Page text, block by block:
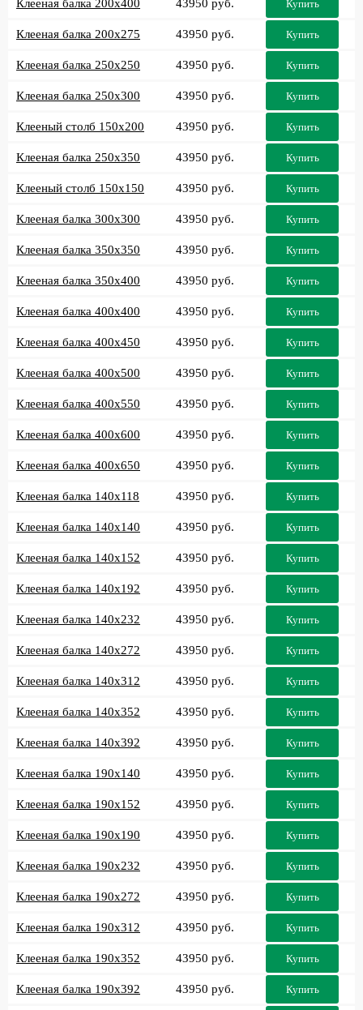
Клееная балка 200x400 43950 руб. Купить
Клееная балка 200x275 43950 руб. Купить
Клееная балка 250x250 43950 руб. Купить
Клееная балка 250x300 43950 руб. Купить
Клееный столб 150x200 43950 руб. Купить
Клееная балка 250x350 43950 руб. Купить
Клееный столб 150x150 43950 руб. Купить
Клееная балка 300x300 43950 руб. Купить
Клееная балка 350x350 43950 руб. Купить
Клееная балка 350x400 43950 руб. Купить
Клееная балка 400x400 43950 руб. Купить
Клееная балка 400x450 43950 руб. Купить
Клееная балка 400x500 43950 руб. Купить
Клееная балка 400x550 43950 руб. Купить
Клееная балка 400x600 43950 руб. Купить
Клееная балка 400x650 43950 руб. Купить
Клееная балка 140x118 43950 руб. Купить
Клееная балка 140x140 43950 руб. Купить
Клееная балка 140x152 43950 руб. Купить
Клееная балка 140x192 43950 руб. Купить
Клееная балка 140x232 43950 руб. Купить
Клееная балка 140x272 43950 руб. Купить
Клееная балка 140x312 43950 руб. Купить
Клееная балка 140x352 43950 руб. Купить
Клееная балка 140x392 43950 руб. Купить
Клееная балка 190x140 43950 руб. Купить
Клееная балка 190x152 43950 руб. Купить
Клееная балка 190x190 43950 руб. Купить
Клееная балка 190x232 43950 руб. Купить
Клееная балка 190x272 43950 руб. Купить
Клееная балка 190x312 43950 руб. Купить
Клееная балка 190x352 43950 руб. Купить
Клееная балка 190x392 43950 руб. Купить